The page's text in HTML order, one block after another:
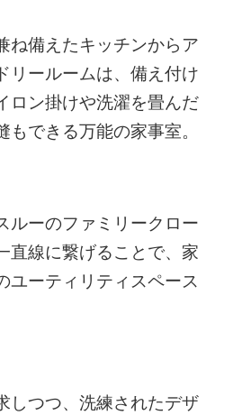
ね備えたキッチンからア
リールームは、備え付け
ロン掛けや洗濯を畳んだ
もできる万能の家事室。
ルーのファミリークロー
直線に繋げることで、家
ユーティリティスペース
しつつ、洗練されたデザ